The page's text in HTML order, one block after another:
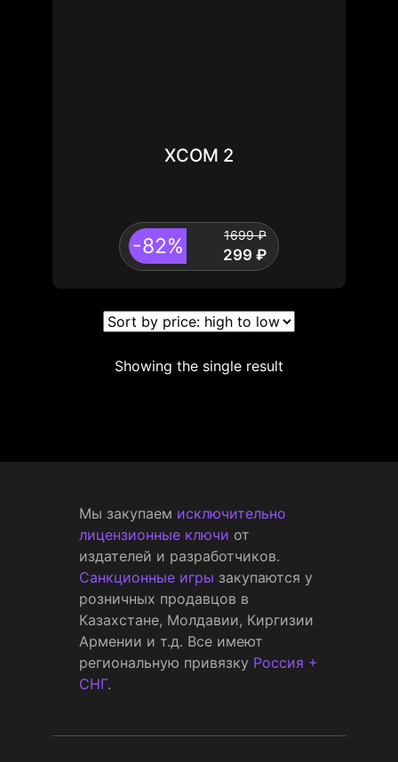
XCOM 2
-82% 1699₽
299 ₽
Showing the single result
Мы закупаем исключительно
лицензионные ключи от
издателей и разработчиков.
Санкционные игры закупаются у
розничных продавцов в
Казахстане, Молдавии, Киргизии
Армении и т.д. Все имеют
региональную привязку Россия +
СНГ.